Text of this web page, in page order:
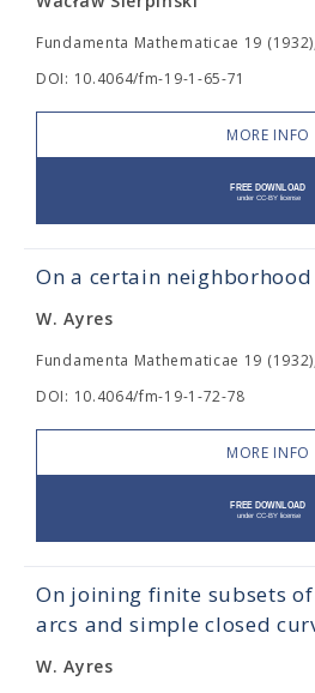
Fundamenta Mathematicae 19
DOI: 10.4064/fm-19-1-65-71
MORE INFO
On a certain
W. Ayres
Fundamenta Mathematicae 19
DOI: 10.4064/fm-19-1-72-78
MORE INFO
On joining finite subsets of
arcs and simple closed
W. Ayres